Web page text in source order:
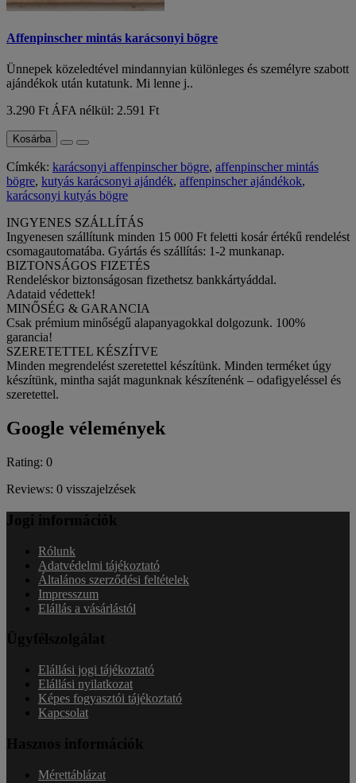
Affenpinscher mintás karácsonyi bögre
Ünnepek közeledtével mindannyian különleges és személyre szabott
ajándékok után kutatunk. Mi lenne j..
3.290 FtÁFA nélkül: 2.591 Ft
Kosárba
Címkék: karácsonyi affenpinscher bögre, affenpinscher mintás
bögre, kutyás karácsonyi ajándék, affenpinscher ajándékok,
karácsonyi kutyás bögre
INGYENES SZÁLLÍTÁS
Ingyenesen szállítunk minden 15 000 Ft feletti kosár értékű rendelést
csomagautomatába. Gyártás és szállítás: 1-2 munkanap.
BIZTONSÁGOS FIZETÉS
Rendeléskor biztonságosan fizethetsz bankkártyáddal.
Adataid védettek!
MINŐSÉG & GARANCIA
Csak prémium minőségű alapanyagokkal dolgozunk. 100%
garancia!
SZERETETTEL KÉSZÍTVE
Minden megrendelést szeretettel készítünk. Minden terméket úgy
készítünk, mintha saját magunknak készítenénk – odafigyeléssel és
szeretettel.
Google vélemények
Rating: 0
Reviews: 0 visszajelzések
Jogi információk
Rólunk
Adatvédelmi tájékoztató
Általános szerződési feltételek
Impresszum
Elállás a vásárlástól
Ügyfélszolgálat
Elállási jogi tájékoztató
Elállási nyilatkozat
Képes fogyasztói tájékoztató
Kapcsolat
Hasznos információk
Mérettáblázat